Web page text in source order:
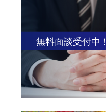
無料面談受付中！